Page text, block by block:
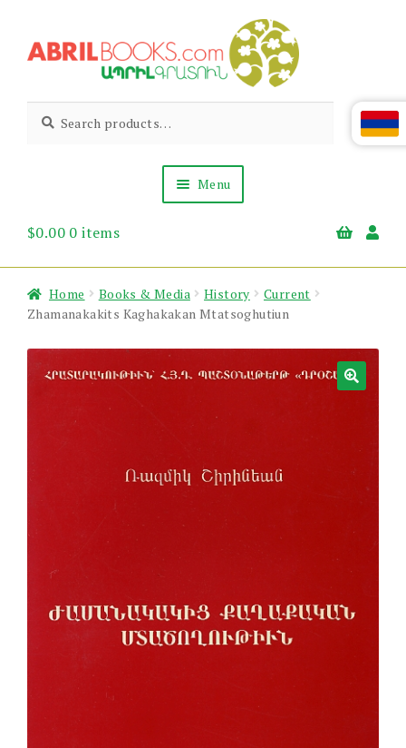
to
to
Abril
Books
Living
Armenian
for:
Menu
About Us
News & Events
$0.00 0 items
Home Books & Media History
Current
Zhamanakakits Kaghakakan Mtatsoghutiun